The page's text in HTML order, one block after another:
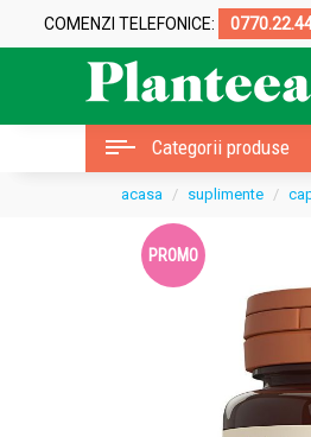
COMENZI TELEFONICE:
Categorii produse
acasa suplimente
PROMO